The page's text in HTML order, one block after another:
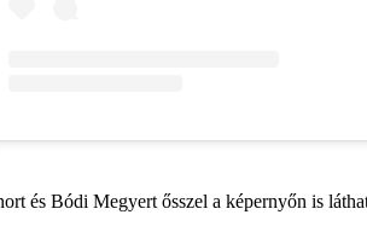
és Bódi Megyert ősszel a képernyőn is